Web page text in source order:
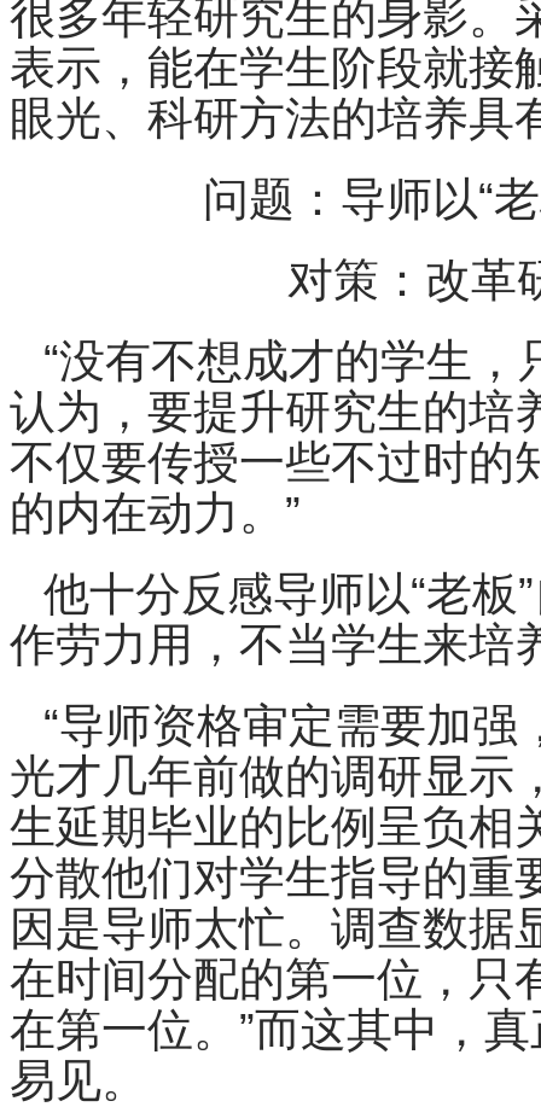
很多年轻研究生的身影。
表示，能在学生阶段就接
眼光、科研方法的培养具
问题：导师以“
对策：改革
“没有不想成才的学生
认为，要提升研究生的培
不仅要传授一些不过时的
的内在动力。”
他十分反感导师以“老板
作劳力用，不当学生来培
“导师资格审定需要加
光才几年前做的调研显示
生延期毕业的比例呈负相
分散他们对学生指导的重
因是导师太忙。调查数据
在时间分配的第一位，只
在第一位。”而这其中，
易见。